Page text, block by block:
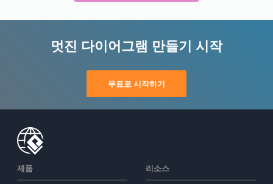
멋진 다이어그램 만들기 시작
무료로 시작하기
제품 리소스